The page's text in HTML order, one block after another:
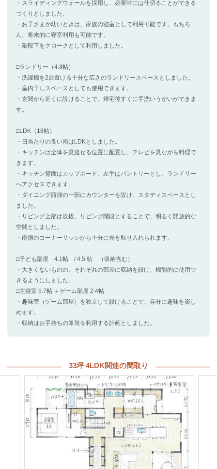
・スライディングウォールを採用し、必要時には仕切ることができる
つくりとしました。
・お子さまが幼いときは、家族の寝室として利用可能です。もちろ
ん、将来的に寝室利用も可能です。
・階段下をクロークとして利用しました。
□ランドリー（4.8帖）
・洗濯機を2台置ける十分な広さのランドリースペースとしました。
・室内干しスペースとしても使用できます。
・玄関から近くに設けることで、帰宅後すぐに手洗いうがいができま
す。
□LDK（18帖）
・日当たりの良い南はLDKとしました。
・キッチンは全体を見渡せる位置に配置し、テレビを見ながら料理で
きます。
・キッチン背面はカップボード、左手はパントリーとし、ランドリー
へアクセスできます。
・ダイニング西側の一部にカウンターを設け、スタディスペースとし
ました。
・リビング上部は吹抜、リビング階段とすることで、明るく開放的な
空間としました。
・南側のコーナーサッシから十分に光を取り入れられます。
□子ども部屋 4.1帖 / 4.5 帖 （収納含む）
・大きくないものの、それぞれの部屋に収納を設け、機能的に使用で
きるようにしました。
□主寝室 5.7帖 ＋ゲーム部屋 2.4帖
・趣味室（ゲーム部屋）を独立して設けることで、存分に趣味を楽し
めます。
・収納はお手持ちの箪笥を利用する計画としました。
33坪 4LDK関連の間取り